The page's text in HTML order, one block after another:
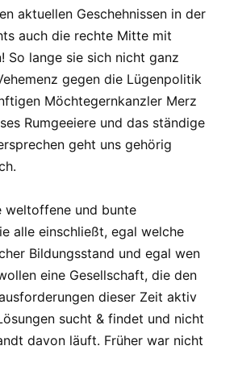
aktuellen Geschehnissen in der
auch die rechte Mitte mit
So lange sie sich nicht ganz
gegen die Lügenpolitik
Möchtegernkanzler Merz
Rumgeeiere und das ständige
geht uns gehörig
weltoffene und bunte
alle einschließt, egal welche
Bildungsstand und egal wen
eine Gesellschaft, die den
dieser Zeit aktiv
sucht & findet und nicht
davon läuft. Früher war nicht